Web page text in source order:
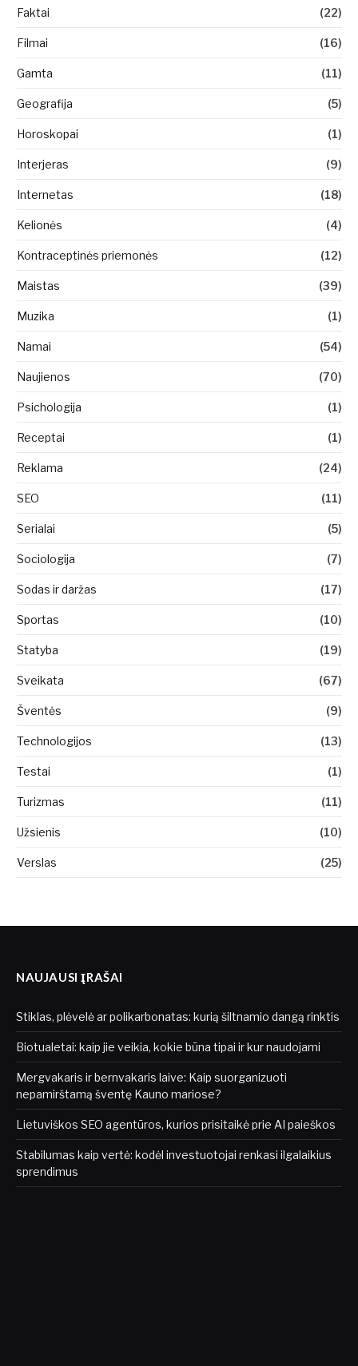
Faktai (22)
Filmai (16)
Gamta (11)
Geografija (5)
Horoskopai (1)
Interjeras (9)
Internetas (18)
Kelionės (4)
Kontraceptinės priemonės (12)
Maistas (39)
Muzika (1)
Namai (54)
Naujienos (70)
Psichologija (1)
Receptai (1)
Reklama (24)
SEO (11)
Serialai (5)
Sociologija (7)
Sodas ir daržas (17)
Sportas (10)
Statyba (19)
Sveikata (67)
Šventės (9)
Technologijos (13)
Testai (1)
Turizmas (11)
Užsienis (10)
Verslas (25)
NAUJAUSI ĮRAŠAI
Stiklas, plėvelė ar polikarbonatas: kurią šiltnamio dangą rinktis
Biotualetai: kaip jie veikia, kokie būna tipai ir kur naudojami
Mergvakaris ir bernvakaris laive: Kaip suorganizuoti
nepamirštamą šventę Kauno mariose?
Lietuviškos SEO agentūros, kurios prisitaikė prie AI paieškos
Stabilumas kaip vertė: kodėl investuotojai renkasi ilgalaikius
sprendimus